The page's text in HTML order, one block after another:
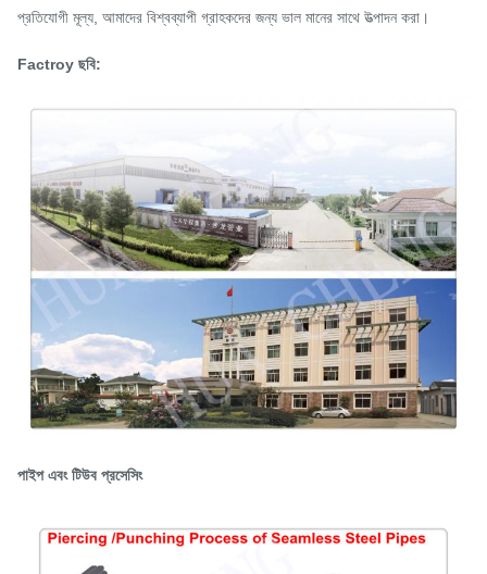
প্রতিযোগী মূল্য, আমাদের বিশ্বব্যাপী গ্রাহকদের জন্য ভাল মানের সাথে উত্পাদন করা।
Factroy ছবি:
পাইপ এবং টিউব প্রসেসিং